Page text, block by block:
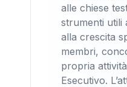
alle chiese
strumenti utili
alla crescita
membri,
propria
Esecutivo.